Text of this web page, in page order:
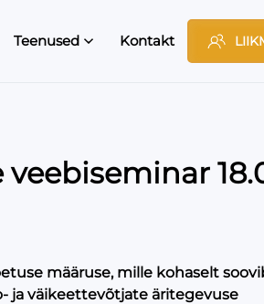
Teenused Kontakt
määruse, mille kohaselt
ja väikeettevõtjate äritegevuse